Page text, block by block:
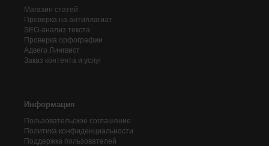
Магазин статей
Проверка на антиплагиат
SEO-анализ текста
Проверка орфографии
Адвего Лингвист
Заказ контента и услуг
Информация
Пользовательское соглашение
Политика конфиденциальности
Поддержка пользователей